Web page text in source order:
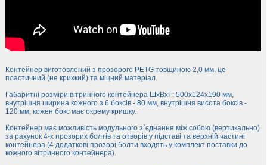
Контейнер виготовлений з прозорого PETG товщиною 2,0 мм, це
пластичний (не крихкий) та міцний матеріал.
Габаритні розміри вітринного контейнера ШхВхГ: 500х124х190 мм,
внутрішня ширина кожного з 6 боксів - 80 мм, внутрішня висота боксів -
120 мм, кожен бокс має окрему кришку.
Контейнер має можливість модульного з`єднання між собою (вертикально)
за рахунок 4-х прозорих болтів та отворів у підставі та верхній частині
контейнера (4 додаткові прозорі болти входять у комплект поставки до
кожного вітринного контейнера).